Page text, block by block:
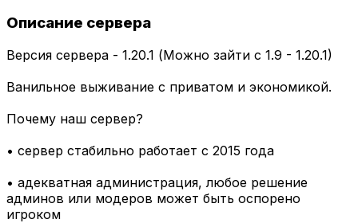
Описание сервера
Версия сервера - 1.20.1 (Можно зайти с 1.9 - 1.20.1)
Ванильное выживание с приватом и экономикой.
Почему наш сервер?
• сервер стабильно работает с 2015 года
• адекватная администрация, любое решение
админов или модеров может быть оспорено
игроком